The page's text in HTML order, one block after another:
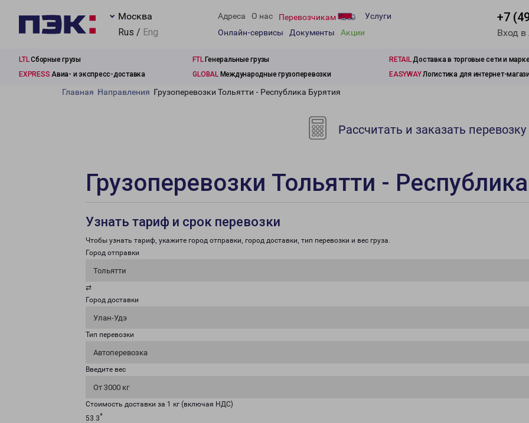
Москва
Rus / Eng
Адреса О нас Перевозчикам
Услуги
Онлайн-сервисы
Документы Акции
+7
Вход
LTLСборные грузы FTLГенеральные грузы RETAILДоставка в торговые сети и
EXPRESS Авиа- и экспресс-доставка GLOBALМеждународные грузоперевозки EASYWAYЛогистика для интернет-
Главная Направления Грузоперевозки Тольятти - Республика Бурятия
Рассчитать и заказать перевозку
Грузоперевозки Тольятти -
Узнать тариф и срок перевозки
Чтобы узнать тариф, укажите город отправки, город доставки, тип перевозки и вес груза.
Город отправки
Тольятти
⇄
Город доставки
Улан-Удэ
Тип перевозки
Автоперевозка
Введите вес
От 3000 кг
Стоимость доставки за 1 кг (включая НДС)
53.3*